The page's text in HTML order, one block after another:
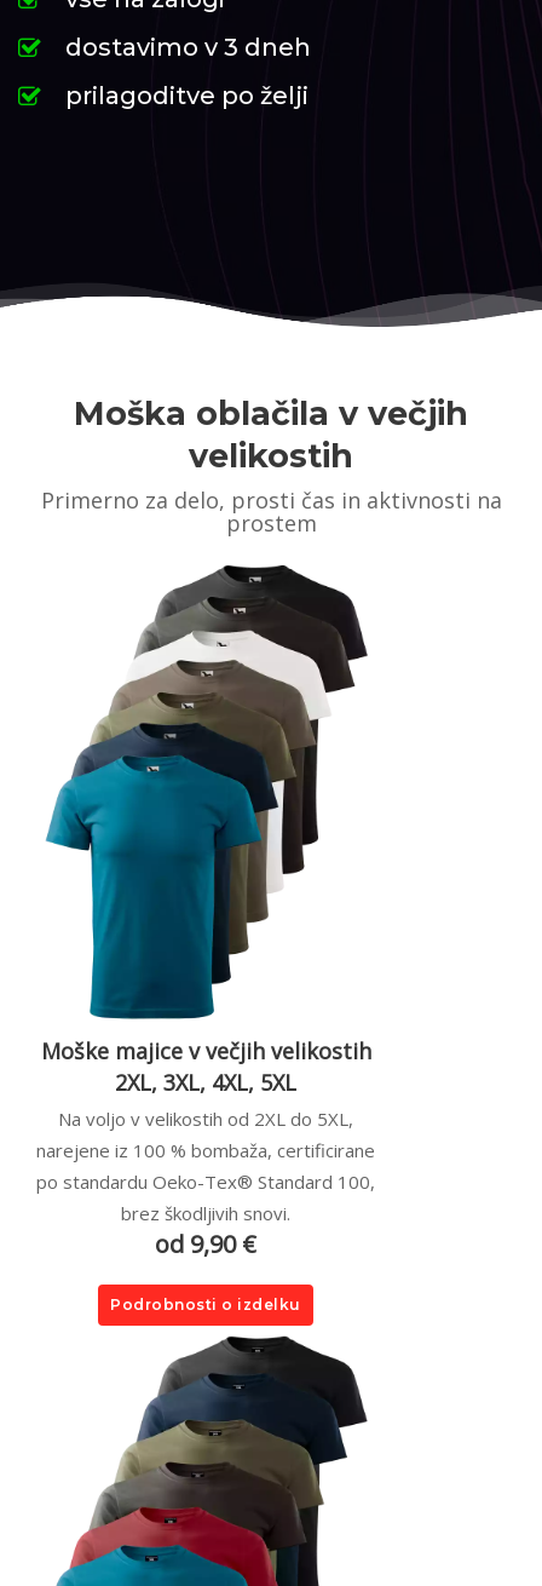
dostavimo v 3 dneh
prilagoditve po želji
Moška oblačila v večjih
velikostih
Primerno za delo, prosti čas in aktivnosti na
prostem
Moške majice v večjih velikostih
2XL, 3XL, 4XL, 5XL
Na voljo v velikostih od 2XL do 5XL,
narejene iz 100 % bombaža, certificirane
po standardu Oeko-Tex® Standard 100,
brez škodljivih snovi.
od 9,90 €
Podrobnosti o izdelku